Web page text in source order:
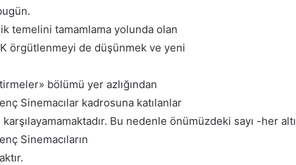
temelini tamamlama yolunda olan
örgütlenmeyi de düşünmek ve yeni
bölümü yer azlığından
Sinemacılar kadrosuna katılanlar
Bu nedenle önümüzdeki sayı -her altı
Sinemacıların